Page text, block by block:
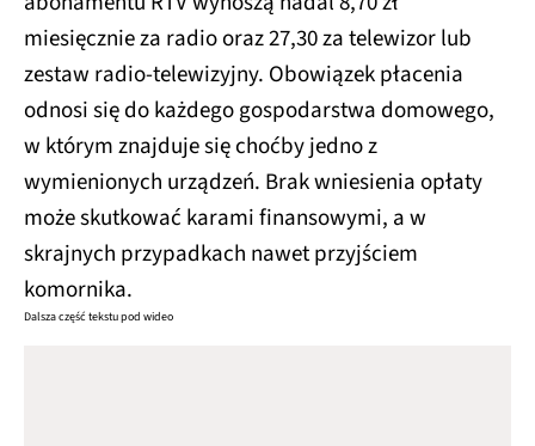
miesięcznie za radio oraz 27,30 za telewizor lub
zestaw radio-telewizyjny. Obowiązek płacenia
odnosi się do każdego gospodarstwa domowego,
w którym znajduje się choćby jedno z
wymienionych urządzeń. Brak wniesienia opłaty
może skutkować karami finansowymi, a w
skrajnych przypadkach nawet przyjściem
komornika.
Dalsza część tekstu pod wideo